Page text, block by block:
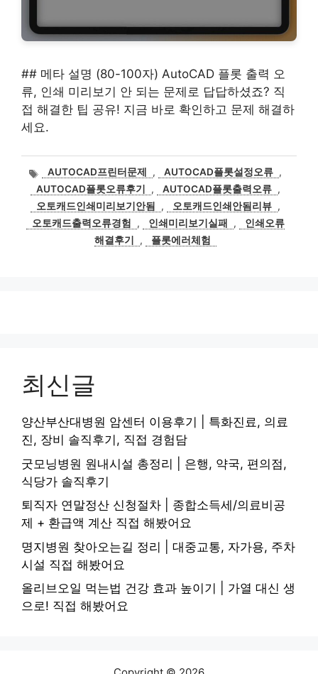
## 메타 설명 (80-100자) AutoCAD 플롯 출력 오
류, 인쇄 미리보기 안 되는 문제로 답답하셨죠? 직
접 해결한 팁 공유! 지금 바로 확인하고 문제 해결하
세요.
태
그
AUTOCAD프린터문제 , AUTOCAD플롯설정오류 ,
AUTOCAD플롯오류후기
, AUTOCAD플롯출력오류 ,
오토캐드인쇄미리보기안됨
, 오토캐드인쇄안됨리뷰 ,
오토캐드출력오류경험
, 인쇄미리보기실패 ,
인쇄오류
해결후기
, 플롯에러체험
최신글
양산부산대병원 암센터 이용후기 | 특화진료, 의료
진, 장비 솔직후기, 직접 경험담
굿모닝병원 원내시설 총정리 | 은행, 약국, 편의점,
식당가 솔직후기
퇴직자 연말정산 신청절차 | 종합소득세/의료비공
제 + 환급액 계산 직접 해봤어요
명지병원 찾아오는길 정리 | 대중교통, 자가용, 주차
시설 직접 해봤어요
올리브오일 먹는법 건강 효과 높이기 | 가열 대신 생
으로! 직접 해봤어요